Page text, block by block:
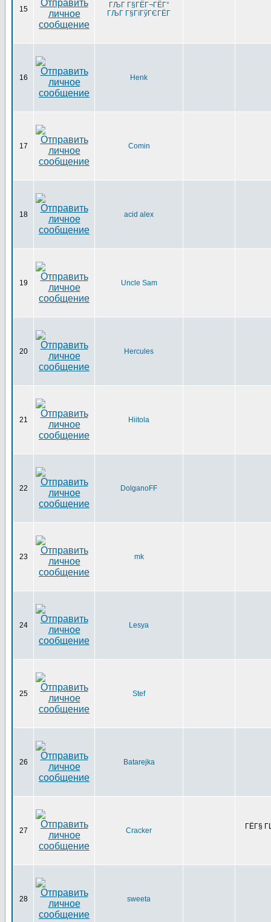
15
ГЉГ Г§ГЁГ¬ГЁГ°
ГЉГ Г§ГїГўГЄГЁГ­
16 Henk
17 Comin
18 acid alex
19 Uncle Sam
20 Hercules
21 Hiitola
22 DolganoFF
23 mk
24 Lesya
25 Stef
26 Batarejka
27 Cracker ГЁГ§
28 sweeta